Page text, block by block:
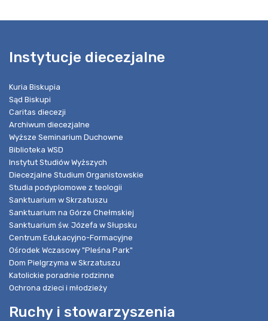
Instytucje diecezjalne
Kuria Biskupia
Sąd Biskupi
Caritas diecezji
Archiwum diecezjalne
Wyższe Seminarium Duchowne
Biblioteka WSD
Instytut Studiów Wyższych
Diecezjalne Studium Organistowskie
Studia podyplomowe z teologii
Sanktuarium w Skrzatuszu
Sanktuarium na Górze Chełmskiej
Sanktuarium św. Józefa w Słupsku
Centrum Edukacyjno-Formacyjne
Ośrodek Wczasowy "Pleśna Park"
Dom Pielgrzyma w Skrzatuszu
Katolickie poradnie rodzinne
Ochrona dzieci i młodzieży
Ruchy i stowarzyszenia